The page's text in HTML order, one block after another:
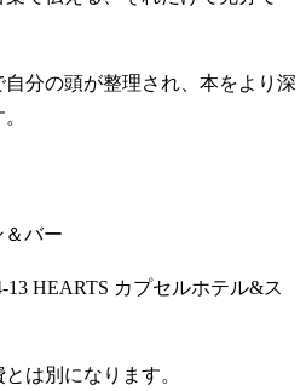
分の頭が整理され、本をより深
バー
HEARTS カプセルホテル&ス
は別になります。